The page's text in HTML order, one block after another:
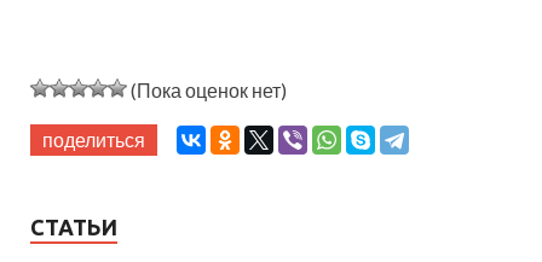
(Пока оценок нет)
поделиться
СТАТЬИ